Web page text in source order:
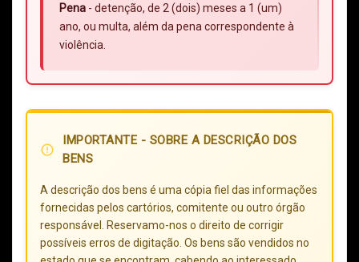
Pena - detenção, de 2 (dois) meses a 1 (um)
ano, ou multa, além da pena correspondente à
violência.
error_outline
IMPORTANTE - SOBRE A DESCRIÇÃO DOS
BENS
A descrição dos bens é uma cópia fiel das informações
fornecidas pelos cartórios, comitente ou outro órgão
responsável. Reservamo-nos o direito de corrigir
possíveis erros de digitação. Os bens são vendidos no